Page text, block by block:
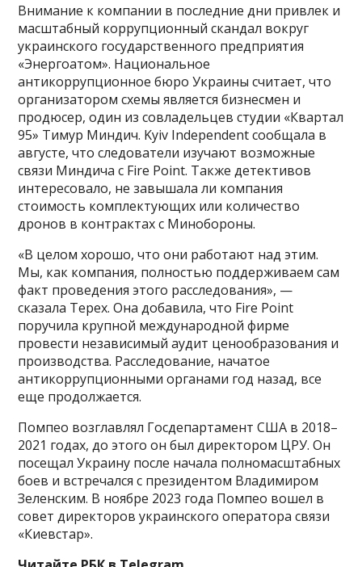
Внимание к компании в последние дни привлек и
масштабный коррупционный скандал вокруг
украинского государственного предприятия
«Энергоатом». Национальное
антикоррупционное бюро Украины считает, что
организатором схемы является бизнесмен и
продюсер, один из совладельцев студии «Квартал
95» Тимур Миндич. Kyiv Independent сообщала в
августе, что следователи изучают возможные
связи Миндича с Fire Point. Также детективов
интересовало, не завышала ли компания
стоимость комплектующих или количество
дронов в контрактах с Минобороны.
«В целом хорошо, что они работают над этим.
Мы, как компания, полностью поддерживаем сам
факт проведения этого расследования», —
сказала Терех. Она добавила, что Fire Point
поручила крупной международной фирме
провести независимый аудит ценообразования и
производства. Расследование, начатое
антикоррупционными органами год назад, все
еще продолжается.
Помпео возглавлял Госдепартамент США в 2018–
2021 годах, до этого он был директором ЦРУ. Он
посещал Украину после начала полномасштабных
боев и встречался с президентом Владимиром
Зеленским. В ноябре 2023 года Помпео вошел в
совет директоров украинского оператора связи
«Киевстар».